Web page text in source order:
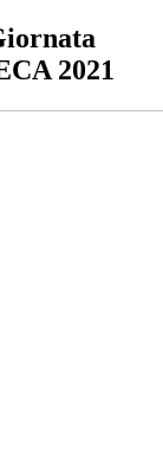
2021